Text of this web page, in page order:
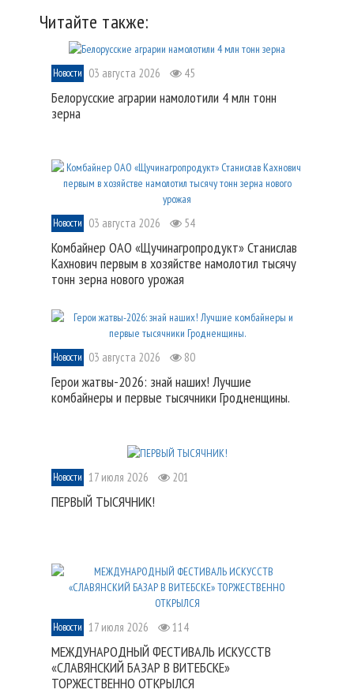
Читайте также:
Новости 03 августа 2026 45
Белорусские аграрии намолотили 4 млн тонн
зерна
Новости 03 августа 2026 54
Комбайнер ОАО «Щучинагропродукт» Станислав
Кахнович первым в хозяйстве намолотил тысячу
тонн зерна нового урожая
Новости 03 августа 2026 80
Герои жатвы-2026: знай наших! Лучшие
комбайнеры и первые тысячники Гродненщины.
Новости 17 июля 2026 201
ПЕРВЫЙ ТЫСЯЧНИК!
Новости 17 июля 2026 114
МЕЖДУНАРОДНЫЙ ФЕСТИВАЛЬ ИСКУССТВ
«СЛАВЯНСКИЙ БАЗАР В ВИТЕБСКЕ»
ТОРЖЕСТВЕННО ОТКРЫЛСЯ